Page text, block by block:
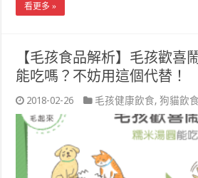
看更多 »
【毛孩食品解析】毛孩歡喜
能吃嗎？不妨用這個代替！
2018-02-26 毛孩健康飲食,狗貓飲